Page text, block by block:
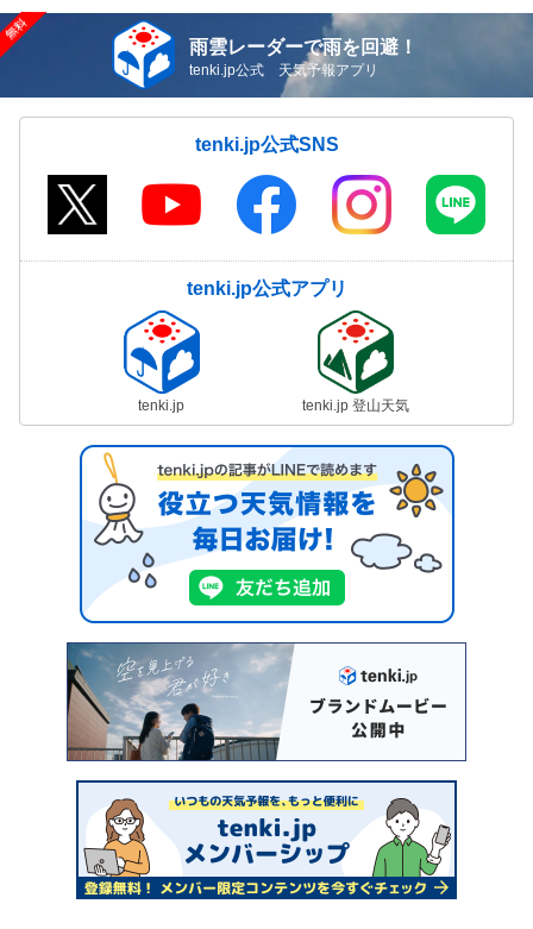
雨雲レーダーで雨を回避！
tenki.jp公式 天気予報アプリ
tenki.jp公式SNS
tenki.jp公式アプリ
tenki.jp tenki.jp 登山天気